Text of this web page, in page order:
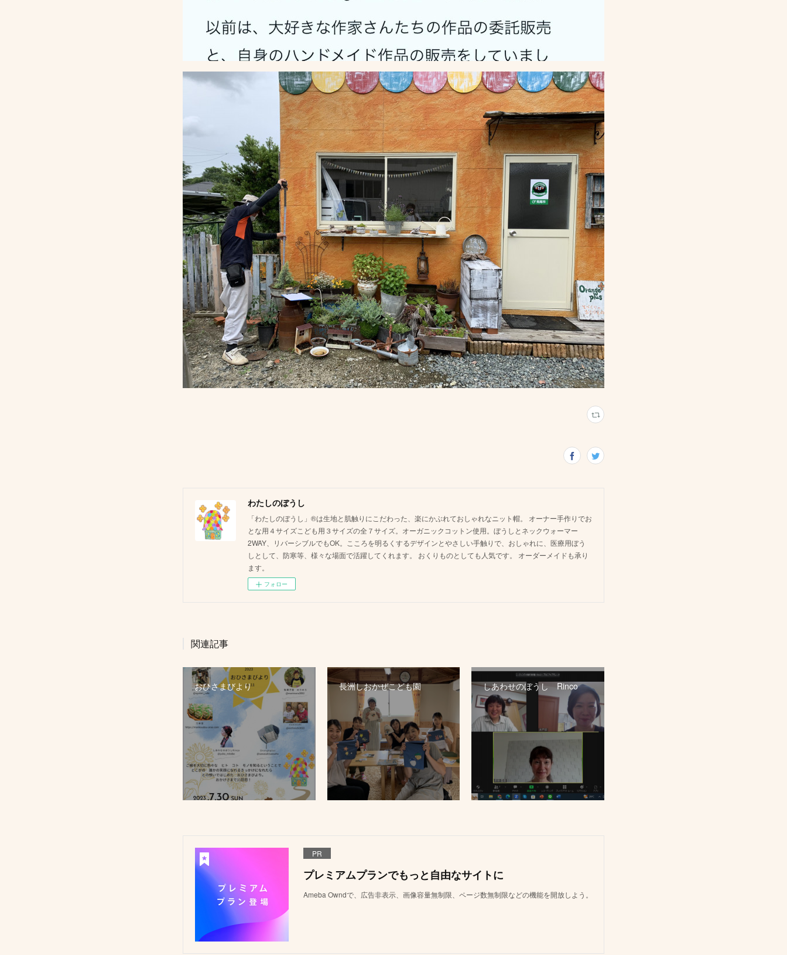
わたしのぼうし
「わたしのぼうし」®は生地と肌触りにこだわった、楽にかぶれておしゃれなニット帽。 オーナー手作りでお
とな用４サイズこども用３サイズの全７サイズ。オーガニックコットン使用。ぼうしとネックウォーマー
2WAY、リバーシブルでもOK。こころを明るくするデザインとやさしい手触りで、おしゃれに、医療用ぼう
しとして、防寒等、様々な場面で活躍してくれます。 おくりものとしても人気です。 オーダーメイドも承り
ます。
フォロー
関連記事
おひさまびより 長洲しおかぜこども園 しあわせのぼうし Rinco
PR
プレミアムプランでもっと自由なサイトに
Ameba Owndで、広告非表示、画像容量無制限、ページ数無制限などの機能を開放しよう。